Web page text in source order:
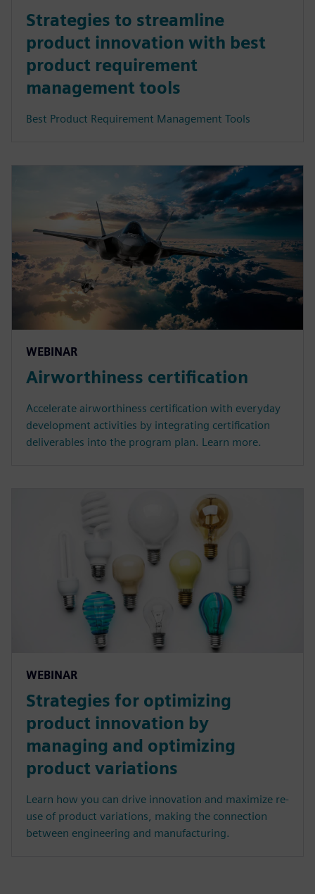
Strategies to streamline
product innovation with best
product requirement
management tools
Best Product Requirement Management Tools
WEBINAR
Airworthiness certification
Accelerate airworthiness certification with everyday
development activities by integrating certification
deliverables into the program plan. Learn more.
WEBINAR
Strategies for optimizing
product innovation by
managing and optimizing
product variations
Learn how you can drive innovation and maximize re-
use of product variations, making the connection
between engineering and manufacturing.